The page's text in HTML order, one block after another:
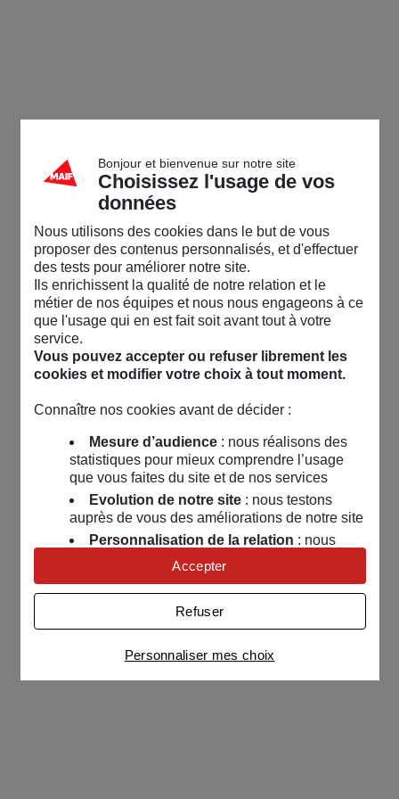
Bonjour et bienvenue sur notre site
Choisissez l'usage de vos
données
Nous utilisons des cookies dans le but de vous
proposer des contenus personnalisés, et d'effectuer
des tests pour améliorer notre site.
Ils enrichissent la qualité de notre relation et le
métier de nos équipes et nous nous engageons à ce
que l'usage qui en est fait soit avant tout à votre
service.
Vous pouvez accepter ou refuser librement les
cookies et modifier votre choix à tout moment.
Connaître nos cookies avant de décider :
Mesure d’audience: nous réalisons des
statistiques pour mieux comprendre l’usage
que vous faites du site et de nos services
Evolution de notre site: nous testons
auprès de vous des améliorations de notre site
Personnalisation de la relation : nous
nous servons de cookies pour adapter nos
contenus et personnaliser nos offres
Univers publicitaire: nous utilisons avec
nos partenaires des cookies pour afficher des
publicités personnalisées
Connaître notre politique cookies et la liste de nos
partenaires
Personnaliser mes choix
Refuser
Accepter